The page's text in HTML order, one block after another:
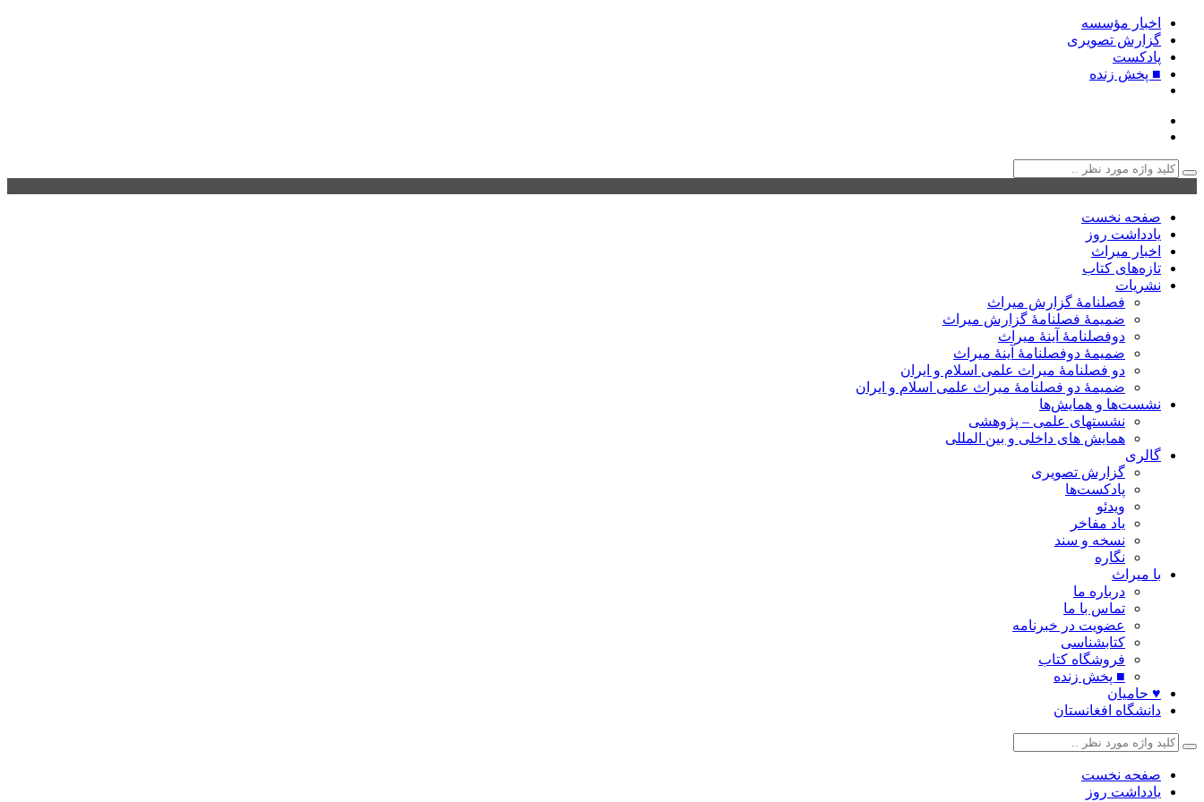
اخبار مؤسسه
گزارش تصویری
پادکست‌
■ پخش زنده
صفحه نخست
یادداشت روز
اخبار میراث
تازه‌های کتاب
نشریات
فصلنامۀ گزارش میراث
ضمیمۀ فصلنامۀ گزارش میراث
دوفصلنامۀ آینۀ میراث
ضمیمۀ دوفصلنامۀ آینۀ میراث
دو فصلنامۀ میراث علمی اسلام و ایران
ضمیمۀ دو فصلنامۀ میراث علمی اسلام و ایران
نشست‌ها و همایش‌ها
نشستهای علمی – پژوهشی
همایش های داخلی و بین المللی
گالری
گزارش تصویری
پادکست‌ها
ویدئو
یاد مفاخر
نسخه و سند
نگاره
با میراث
درباره ما
تماس با ما
عضویت در خبرنامه
کتابشناسی
فروشگاه کتاب
■ پخش زنده
♥ حامیان
دانشگاه افغانستان
صفحه نخست
یادداشت روز